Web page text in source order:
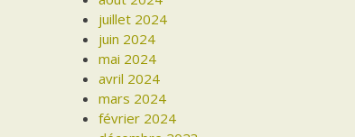
juillet 2024
juin 2024
mai 2024
avril 2024
mars 2024
février 2024